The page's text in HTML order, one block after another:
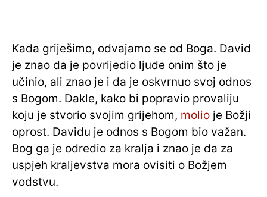
Kada griješimo, odvajamo se od Boga. David
je znao da je povrijedio ljude onim što je
učinio, ali znao je i da je oskvrnuo svoj odnos
s Bogom. Dakle, kako bi popravio provaliju
koju je stvorio svojim grijehom, molio je Božji
oprost. Davidu je odnos s Bogom bio važan.
Bog ga je odredio za kralja i znao je da za
uspjeh kraljevstva mora ovisiti o Božjem
vodstvu.